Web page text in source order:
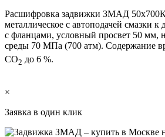
Расшифровка задвижки ЗМАД
металлическое с автоподачей смазки
с фланцами, условный просвет 50 мм,
среды 70 МПа (700 атм). Содержание
CO2 до 6 %.
×
Заявка в один клик